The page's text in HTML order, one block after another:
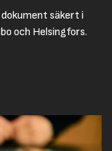
säkert i
och Helsingfors.